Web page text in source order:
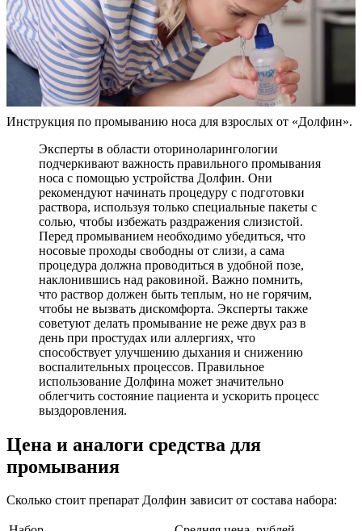
Инструкция по промыванию носа для взрослых от «Долфин».
Эксперты в области оториноларингологии
подчеркивают важность правильного промывания
носа с помощью устройства Долфин. Они
рекомендуют начинать процедуру с подготовки
раствора, используя только специальные пакеты с
солью, чтобы избежать раздражения слизистой.
Перед промыванием необходимо убедиться, что
носовые проходы свободны от слизи, а сама
процедура должна проводиться в удобной позе,
наклонившись над раковиной. Важно помнить,
что раствор должен быть теплым, но не горячим,
чтобы не вызвать дискомфорта. Эксперты также
советуют делать промывание не реже двух раз в
день при простудах или аллергиях, что
способствует улучшению дыхания и снижению
воспалительных процессов. Правильное
использование Долфина может значительно
облегчить состояние пациента и ускорить процесс
выздоровления.
Цена и аналоги средства для
промывания
Сколько стоит препарат Долфин зависит от состава набора: